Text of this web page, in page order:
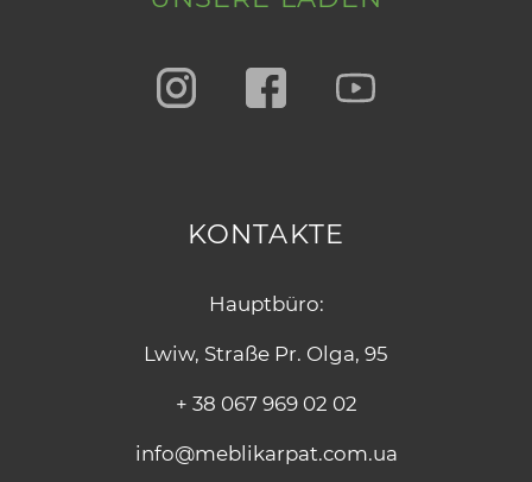
KONTAKTE
Hauptbüro:
Lwiw, Straße Pr. Olga, 95
+ 38 067 969 02 02
info@meblikarpat.com.ua